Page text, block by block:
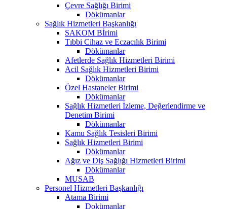
Çevre Sağlığı Birimi
Dökümanlar
Sağlık Hizmetleri Başkanlığı
SAKOM Bİrimi
Tıbbi Cihaz ve Eczacılık Birimi
Dökümanlar
Afetlerde Sağlık Hizmetleri Birimi
Acil Sağlık Hizmetleri Birimi
Dökümanlar
Özel Hastaneler Birimi
Dökümanlar
Sağlık Hizmetleri İzleme, Değerlendirme ve
Denetim Birimi
Dökümanlar
Kamu Sağlık Tesisleri Birimi
Sağlık Hizmetleri Birimi
Dökümanlar
Ağız ve Diş Sağlığı Hizmetleri Birimi
Dökümanlar
MUSAB
Personel Hizmetleri Başkanlığı
Atama Birimi
Dokümanlar